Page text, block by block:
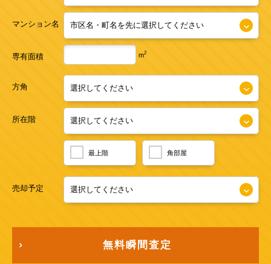
マンション名
専有面積 m2
方角
所在階
最上階 角部屋
売却予定
無料瞬間査定